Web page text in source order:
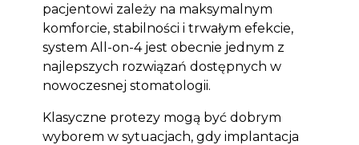
pacjentowi zależy na maksymalnym
komforcie, stabilności i trwałym efekcie,
system All-on-4 jest obecnie jednym z
najlepszych rozwiązań dostępnych w
nowoczesnej stomatologii.
Klasyczne protezy mogą być dobrym
wyborem w sytuacjach, gdy implantacja